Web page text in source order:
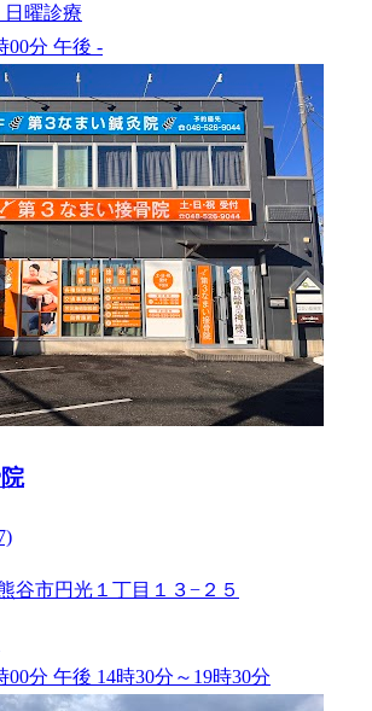
日曜診療
00分 午後 -
谷市円光１丁目１３−２５
00分 午後 14時30分～19時30分